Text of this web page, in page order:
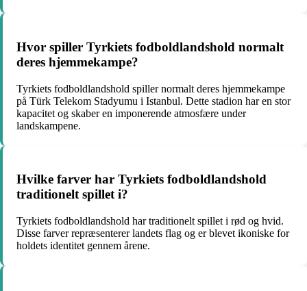
Hvor spiller Tyrkiets fodboldlandshold normalt
deres hjemmekampe?
Tyrkiets fodboldlandshold spiller normalt deres hjemmekampe
på Türk Telekom Stadyumu i Istanbul. Dette stadion har en stor
kapacitet og skaber en imponerende atmosfære under
landskampene.
Hvilke farver har Tyrkiets fodboldlandshold
traditionelt spillet i?
Tyrkiets fodboldlandshold har traditionelt spillet i rød og hvid.
Disse farver repræsenterer landets flag og er blevet ikoniske for
holdets identitet gennem årene.